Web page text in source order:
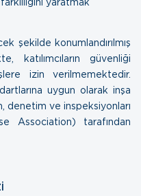
şekilde konumlandırılmış
katılımcıların güvenliği
izin verilmemektedir.
uygun olarak inşa
denetim ve inspeksiyonları
Association) tarafından